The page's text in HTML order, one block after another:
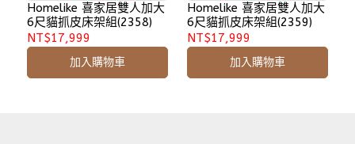
Homelike 喜家居雙人加大
6尺貓抓皮床架組(2358)
NT$17,999
加入購物車
Homelike 喜家居雙人加大
6尺貓抓皮床架組(2359)
NT$17,999
加入購物車